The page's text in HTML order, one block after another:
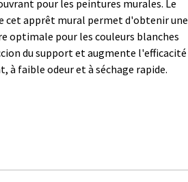
pour les peintures murales. Le
cet apprêt mural permet d'obtenir une
optimale pour les couleurs blanches
du support et augmente l'efficacité
à faible odeur et à séchage rapide.